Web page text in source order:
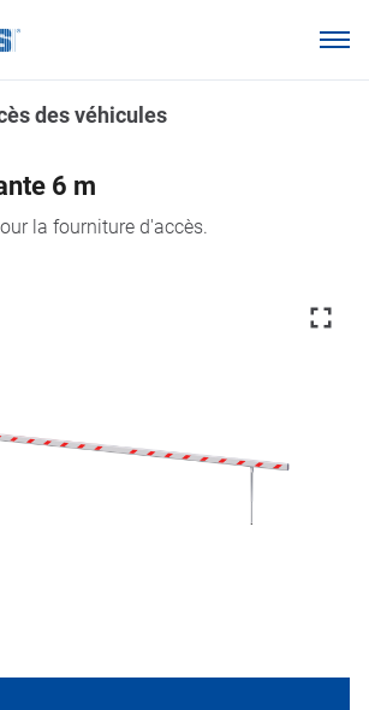
Clôture ?
des véhicules
6 m
la fourniture d'accès.